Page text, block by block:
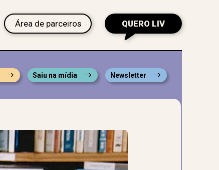
Área de parceiros QUERO LIV
Saiu na mídia Newsletter